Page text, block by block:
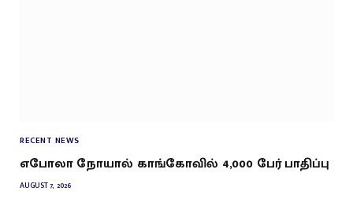
RECENT NEWS
எபோலா நோயால் காங்கோவில் 4,000 பேர் பாதிப்பு
AUGUST 7, 2026